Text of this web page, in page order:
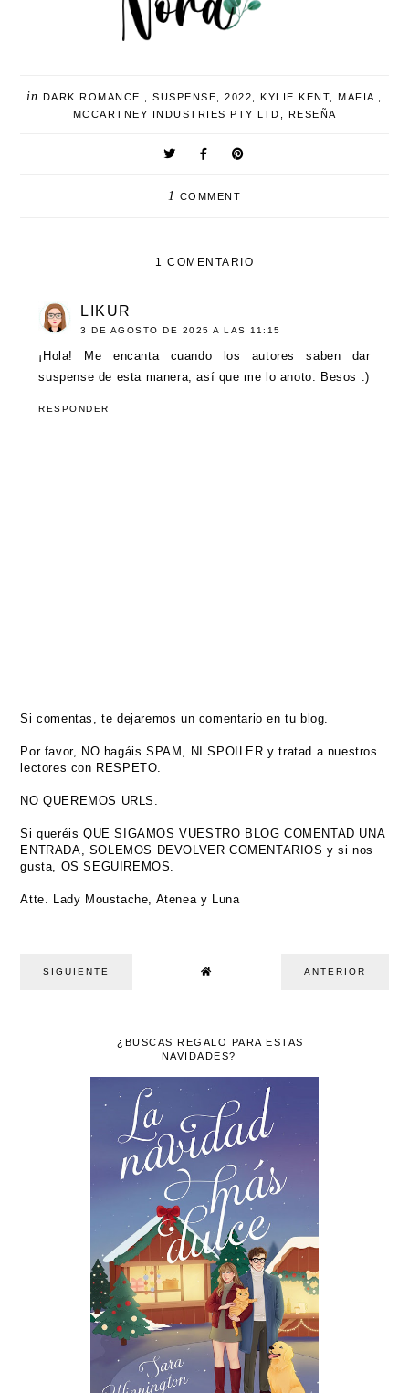
in DARK ROMANCE ,SUSPENSE ,2022 ,KYLIE KENT ,MAFIA
MCCARTNEY INDUSTRIES PTY LTD
RESEÑA
1 COMMENT
1 COMENTARIO
LIKUR
3 DE AGOSTO DE 2025 A LAS 11:15
¡Hola! Me encanta cuando los autores saben dar
suspense de esta manera, así que me lo anoto. Besos :)
RESPONDER
Si comentas, te dejaremos un comentario en tu blog.
Por favor, NO hagáis SPAM, NI SPOILER y tratad a nuestros
lectores con RESPETO.
NO QUEREMOS URLS.
Si queréis QUE SIGAMOS VUESTRO BLOG COMENTAD UNA
ENTRADA, SOLEMOS DEVOLVER COMENTARIOS y si nos
gusta, OS SEGUIREMOS.
Atte. Lady Moustache, Atenea y Luna
SIGUIENTE ANTERIOR
¿BUSCAS REGALO PARA ESTAS
NAVIDADES?